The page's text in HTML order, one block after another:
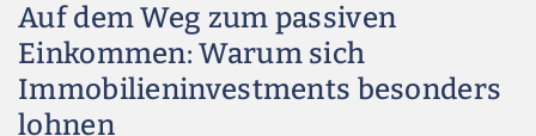
Auf dem Weg zum passiven
Einkommen: Warum sich
Immobilieninvestments besonders
lohnen